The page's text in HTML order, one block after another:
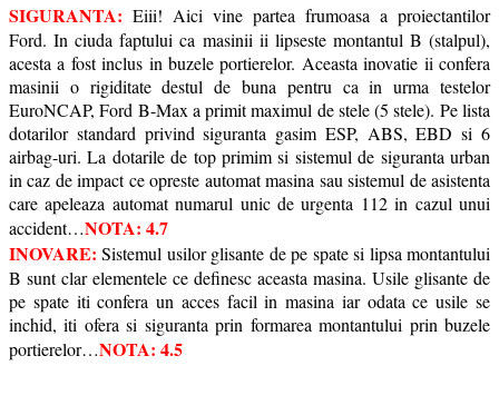
SIGURANTA: Eiii! Aici vine partea frumoasa a proiectantilor
Ford. In ciuda faptului ca masinii ii lipseste montantul B (stalpul),
acesta a fost inclus in buzele portierelor. Aceasta inovatie ii confera
masinii o rigiditate destul de buna pentru ca in urma testelor
EuroNCAP, Ford B-Max a primit maximul de stele (5 stele). Pe lista
dotarilor standard privind siguranta gasim ESP, ABS, EBD si 6
airbag-uri. La dotarile de top primim si sistemul de siguranta urban
in caz de impact ce opreste automat masina sau sistemul de asistenta
care apeleaza automat numarul unic de urgenta 112 in cazul unui
accident…NOTA: 4.7
INOVARE: Sistemul usilor glisante de pe spate si lipsa montantului
B sunt clar elementele ce definesc aceasta masina. Usile glisante de
pe spate iti confera un acces facil in masina iar odata ce usile se
inchid, iti ofera si siguranta prin formarea montantului prin buzele
portierelor…NOTA: 4.5